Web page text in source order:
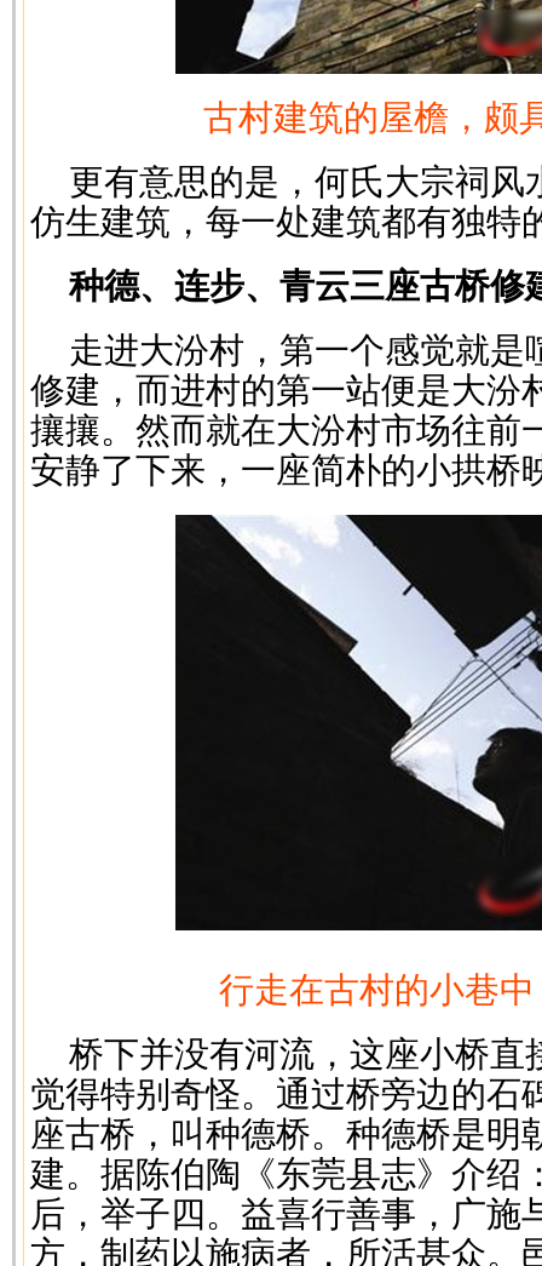
古村建筑的屋檐，颇
更有意思的是，何氏大宗祠风
仿生建筑，每一处建筑都有独特
种德、连步、青云三座古桥修
走进大汾村，第一个感觉就是
修建，而进村的第一站便是大汾
攘攘。然而就在大汾村市场往前
安静了下来，一座简朴的小拱桥
行走在古村的小巷
桥下并没有河流，这座小桥直
觉得特别奇怪。通过桥旁边的石
座古桥，叫种德桥。种德桥是明
建。据陈伯陶《东莞县志》介绍
后，举子四。益喜行善事，广施
方，制药以施病者，所活甚众。